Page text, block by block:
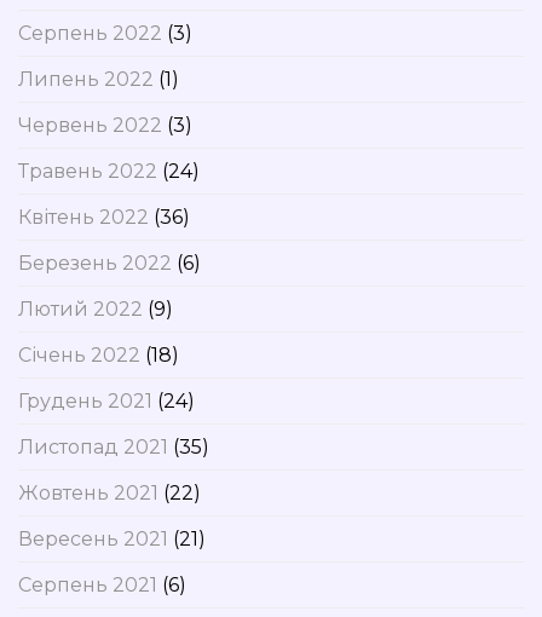
Серпень 2022 (3)
Липень 2022 (1)
Червень 2022 (3)
Травень 2022 (24)
Квітень 2022 (36)
Березень 2022 (6)
Лютий 2022 (9)
Січень 2022 (18)
Грудень 2021 (24)
Листопад 2021 (35)
Жовтень 2021 (22)
Вересень 2021 (21)
Серпень 2021 (6)